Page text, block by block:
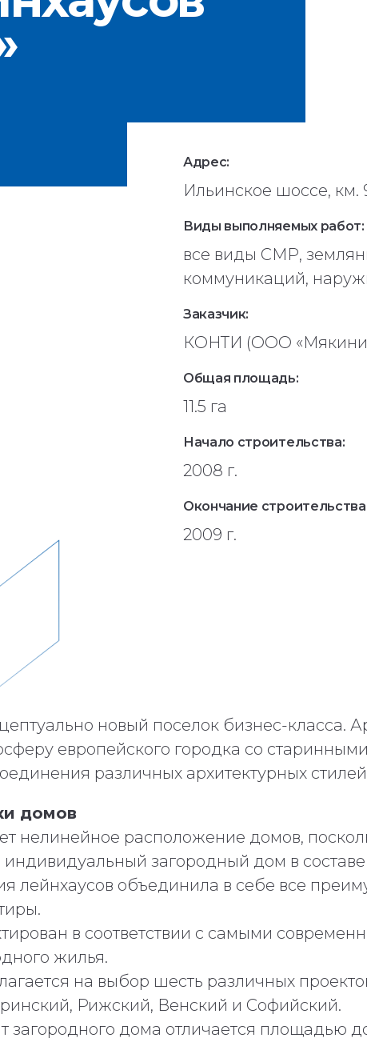
Адрес:
Ильинское шоссе, км.
Виды выполняемых работ:
все виды СМР,
коммуникаций,
Заказчик:
КОНТИ (ООО
Общая площадь:
11.5 га
Начало строительства:
2008 г.
Окончание
2009 г.
новый поселок бизнес-класса.
европейского городка co
различных архитектурных
домов
нелинейное расположение домов,
индивидуальный загородный дом в
лейнхаусов объединила в себе все
в соответствии с самыми
жилья.
на выбор шесть различных
Рижский, Венский и Софийский.
загородного дома отличается площадью